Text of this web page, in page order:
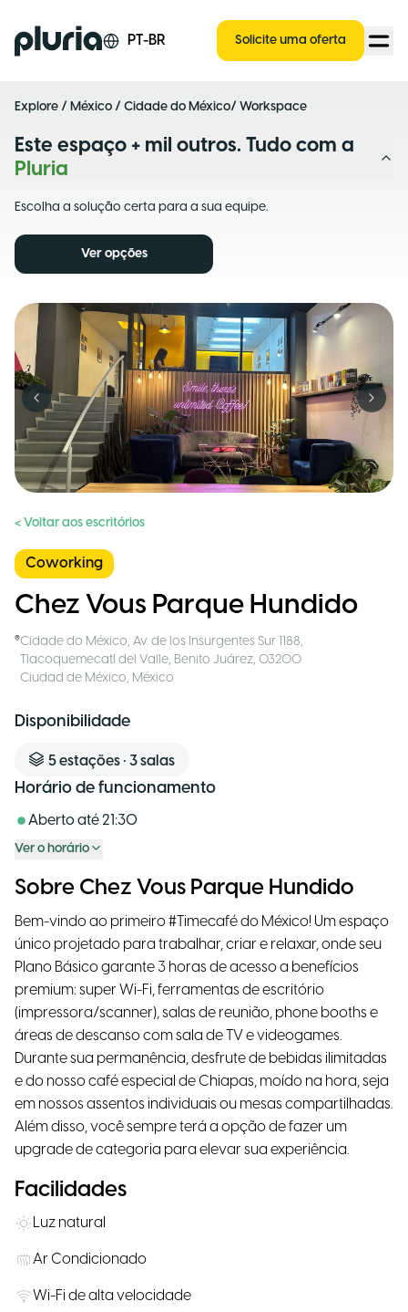
Logo Pluria PT-BR Solicite uma oferta
Explore / México / Cidade do México/ Workspace
Este espaço + mil outros. Tudo com a
Pluria
Escolha a solução certa para a sua equipe.
Ver opções
Previous slide Next
< Voltar aos escritórios
Coworking
Chez Vous Parque Hundido
Cidade do México,Av. de los Insurgentes Sur 1188,
Tlacoquemecatl del Valle, Benito Juárez, 03200
Ciudad de México, México
Disponibilidade
5estações • 3salas
Horário de funcionamento
Aberto até21:30
Ver o horário
Sobre Chez Vous Parque Hundido
Bem-vindo ao primeiro #Timecafé do México! Um espaço
único projetado para trabalhar, criar e relaxar, onde seu
Plano Básico garante 3 horas de acesso a benefícios
premium: super Wi-Fi, ferramentas de escritório
(impressora/scanner), salas de reunião, phone booths e
áreas de descanso com sala de TV e videogames.
Durante sua permanência, desfrute de bebidas ilimitadas
e do nosso café especial de Chiapas, moído na hora, seja
em nossos assentos individuais ou mesas compartilhadas.
Além disso, você sempre terá a opção de fazer um
upgrade de categoria para elevar sua experiência.
Facilidades
Luz natural
Ar Condicionado
Wi-Fi de alta velocidade